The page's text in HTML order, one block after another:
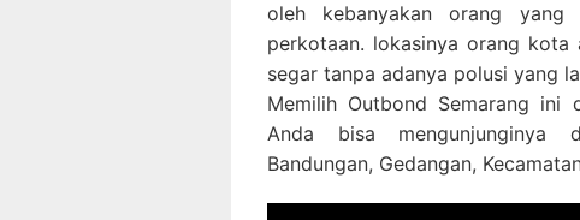
oleh kebanyakan orang
perkotaan. lokasinya orang kota
segar tanpa adanya polusi yang
Memilih Outbond Semarang ini
Anda bisa mengunjunginya
Bandungan, Gedangan,